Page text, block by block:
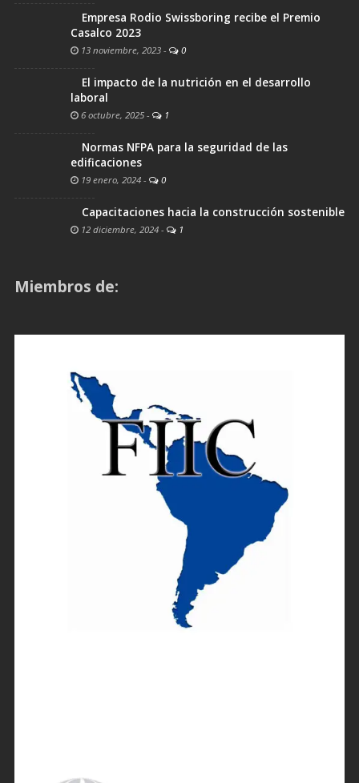
Empresa Rodio Swissboring recibe el Premio
Casalco 2023
13 noviembre, 2023 - 0
El impacto de la nutrición en el desarrollo
laboral
6 octubre, 2025 - 1
Normas NFPA para la seguridad de las
edificaciones
19 enero, 2024 - 0
Capacitaciones hacia la construcción sostenible
12 diciembre, 2024 - 1
Miembros de: